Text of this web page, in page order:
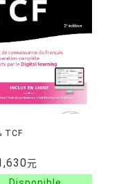
TCF
元